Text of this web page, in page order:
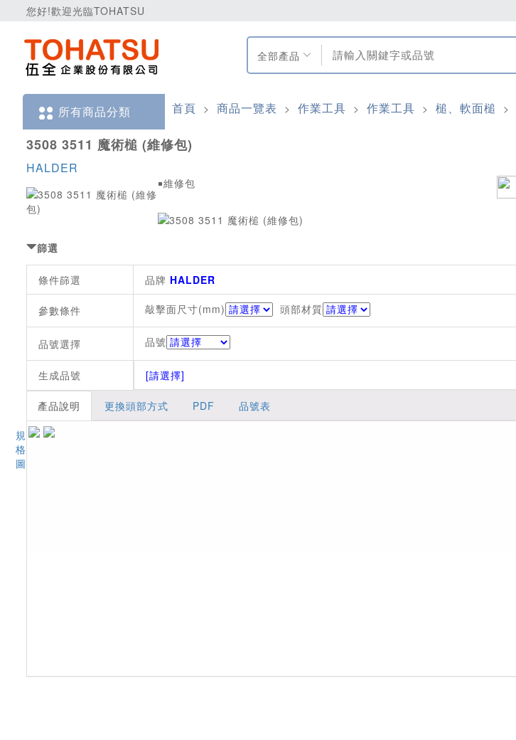
您好!歡迎光臨TOHATSU
全部產品
所有商品分類 首頁 > 商品一覽表 > 作業工具 > 作業工具 > 槌、軟面槌 >
3508 3511 魔術槌 (維修包)
HALDER
￭維修包
篩選
條件篩選
品牌 HALDER
參數條件 敲擊面尺寸(mm) 頭部材質
品號選擇 品號
生成品號 [請選擇]
產品說明 更換頭部方式 PDF 品號表
規
格
圖